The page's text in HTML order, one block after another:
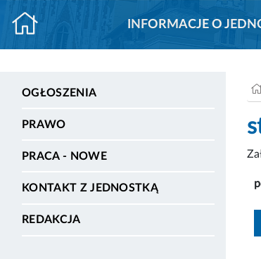
INFORMACJE O
OGŁOSZENIA
PRAWO
PRACA - NOWE
KONTAKT Z JEDNOSTKĄ
REDAKCJA